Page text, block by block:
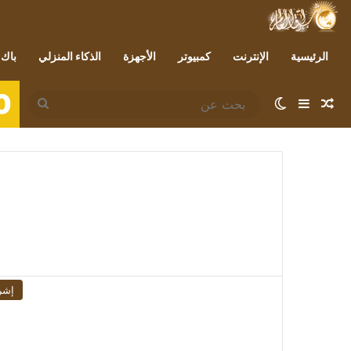
الرئيسية الإنترنت كمبيوتر الأجهزة الذكاء المنزلي
مقال عشوائي
إضافة عمود جانبي
الوضع المظلم
بحث
عن